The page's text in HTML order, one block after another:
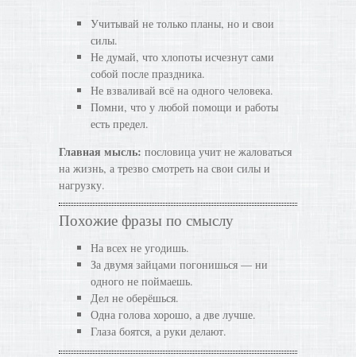
Учитывай не только планы, но и свои
силы.
Не думай, что хлопоты исчезнут сами
собой после праздника.
Не взваливай всё на одного человека.
Помни, что у любой помощи и работы
есть предел.
Главная мысль: пословица учит не жаловаться
на жизнь, а трезво смотреть на свои силы и
нагрузку.
Похожие фразы по смыслу
На всех не угодишь.
За двумя зайцами погонишься — ни
одного не поймаешь.
Дел не оберёшься.
Одна голова хорошо, а две лучше.
Глаза боятся, а руки делают.